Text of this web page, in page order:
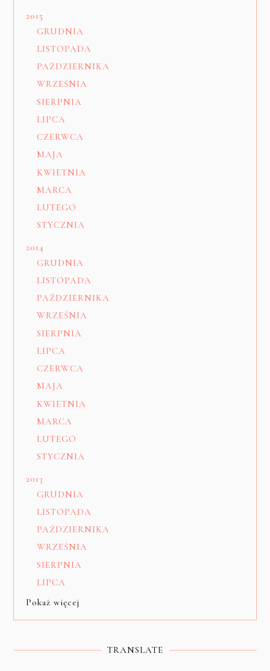
2015
GRUDNIA
LISTOPADA
PAŹDZIERNIKA
WRZEŚNIA
SIERPNIA
LIPCA
CZERWCA
MAJA
KWIETNIA
MARCA
LUTEGO
STYCZNIA
2014
GRUDNIA
LISTOPADA
PAŹDZIERNIKA
WRZEŚNIA
SIERPNIA
LIPCA
CZERWCA
MAJA
KWIETNIA
MARCA
LUTEGO
STYCZNIA
2013
GRUDNIA
LISTOPADA
PAŹDZIERNIKA
WRZEŚNIA
SIERPNIA
LIPCA
Pokaż więcej
TRANSLATE